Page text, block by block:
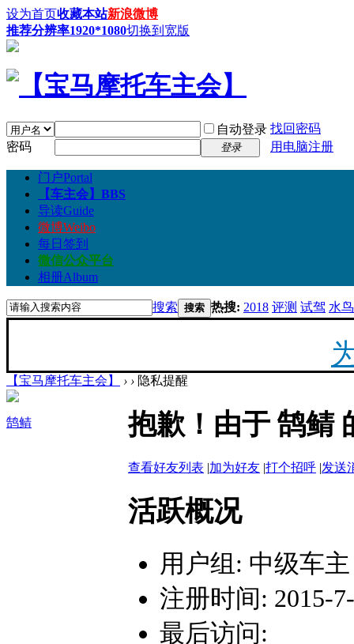
设为首页收藏本站新浪微博
推荐分辨率1920*1080切换到宽版
自动登录 找回密码
密码
登录 用电脑注册
门户Portal
【车主会】 BBS
导读Guide
微博Weibo
每日签到
微信公众平台
相册Album
搜索 搜索 热搜: 2018 评测 试驾 水鸟
最新
【宝马摩托车主会】 › › 隐私提醒
鹄鲭 抱歉！由于 鹄鲭
查看好友列表 |加为好友 |打个招呼 |发送
活跃概况
用户组: 中级车主
注册时间: 2015-
最后访问: